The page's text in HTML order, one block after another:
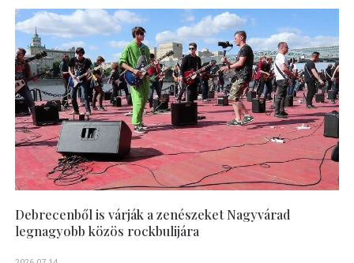
Debrecenből is várják a zenészeket Nagyvárad
legnagyobb közös rockbulijára